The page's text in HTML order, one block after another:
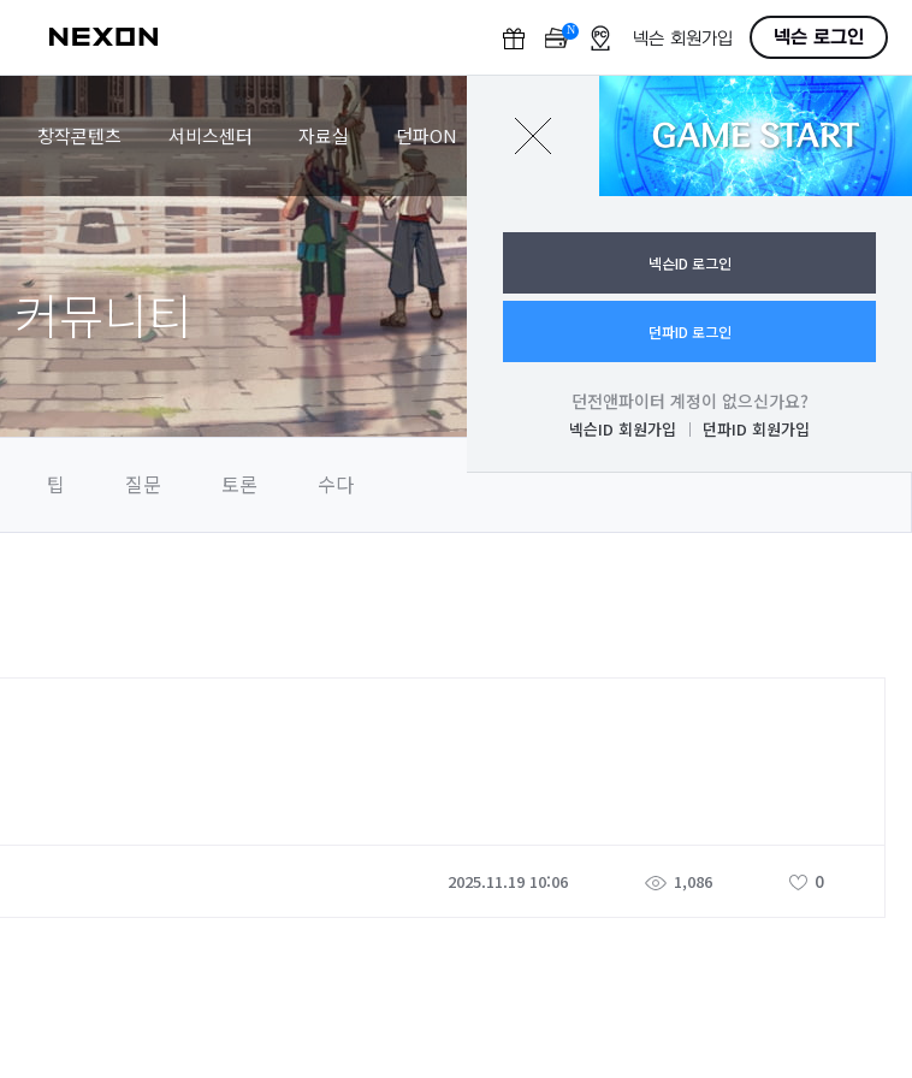
N
F
넥슨 회원가입 넥슨 로그인
창작콘텐츠 서비스센터 자료실 던파ON GAME START
로그인
넥슨ID 로그인
던파ID 로그인
던전앤파이터 계정이 없으신가요?
넥슨ID 회원가입 던파ID 회원가입
커뮤니티
팁 질문 토론 수다
2025.11.19 10:06 1,086 0